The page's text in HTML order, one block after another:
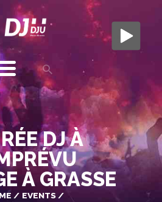
DJ À
À GRASSE
EVENTS
- DJ À GRASSE
POUR VOUS AMBIANCER